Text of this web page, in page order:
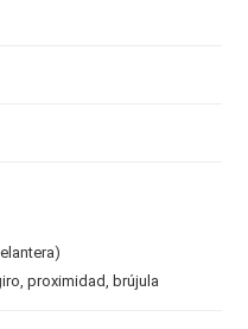
proximidad, brújula